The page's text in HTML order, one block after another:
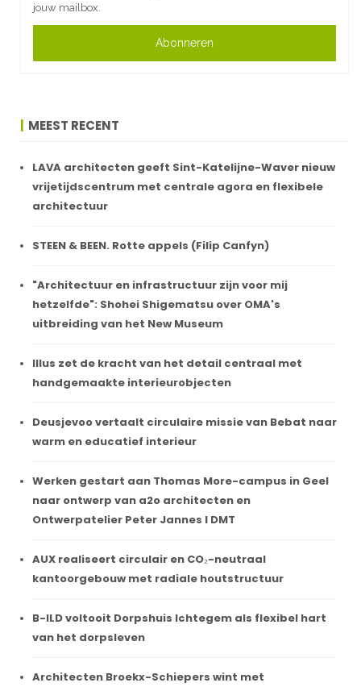
jouw mailbox.
Abonneren
MEEST RECENT
LAVA architecten geeft Sint-Katelijne-Waver nieuw
vrijetijdscentrum met centrale agora en flexibele
architectuur
STEEN & BEEN. Rotte appels (Filip Canfyn)
"Architectuur en infrastructuur zijn voor mij
hetzelfde": Shohei Shigematsu over OMA's
uitbreiding van het New Museum
Illus zet de kracht van het detail centraal met
handgemaakte interieurobjecten
Deusjevoo vertaalt circulaire missie van Bebat naar
warm en educatief interieur
Werken gestart aan Thomas More-campus in Geel
naar ontwerp van a2o architecten en
Ontwerpatelier Peter Jannes I DMT
AUX realiseert circulair en CO₂-neutraal
kantoorgebouw met radiale houtstructuur
B-ILD voltooit Dorpshuis Ichtegem als flexibel hart
van het dorpsleven
Architecten Broekx-Schiepers wint met